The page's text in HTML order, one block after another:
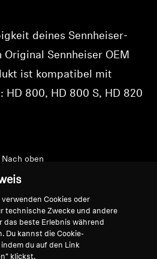
deines Sennheiser-
Sennheiser OEM
ist kompatibel mit
HD 800, HD 800 S, HD 820
Nach oben
Unser Unternehmen
Cookies oder
technische Zwecke und andere
das beste Erlebnis während
Du kannst die Cookie-
du auf den Link
klickst.